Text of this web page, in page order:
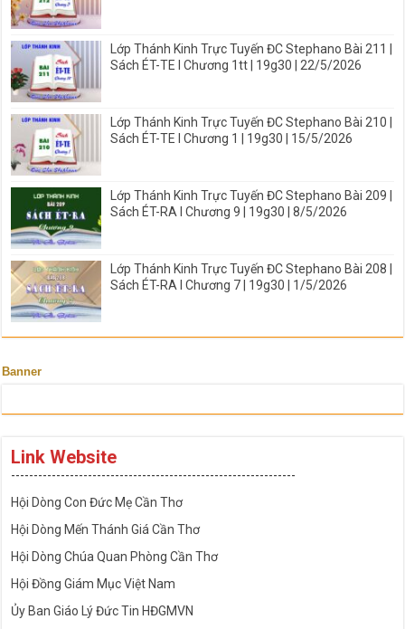
Lớp Thánh Kinh Trực Tuyến ĐC Stephano Bài 211 |
Sách ÉT-TE I Chương 1tt | 19g30 | 22/5/2026
Lớp Thánh Kinh Trực Tuyến ĐC Stephano Bài 210 |
Sách ÉT-TE I Chương 1 | 19g30 | 15/5/2026
Lớp Thánh Kinh Trực Tuyến ĐC Stephano Bài 209 |
Sách ÉT-RA I Chương 9 | 19g30 | 8/5/2026
Lớp Thánh Kinh Trực Tuyến ĐC Stephano Bài 208 |
Sách ÉT-RA I Chương 7 | 19g30 | 1/5/2026
Banner
Link Website
---------------------------------------------------------------
Hội Dòng Con Đức Mẹ Cần Thơ
Hội Dòng Mến Thánh Giá Cần Thơ
Hội Dòng Chúa Quan Phòng Cần Thơ
Hội Đồng Giám Mục Việt Nam
Ủy Ban Giáo Lý Đức Tin HĐGMVN